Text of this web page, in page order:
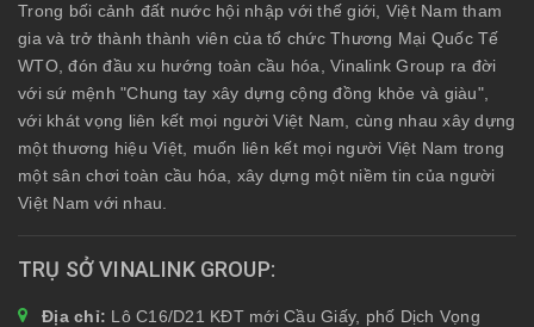
Trong bối cảnh đất nước hội nhập với thế giới, Việt Nam tham
gia và trở thành thành viên của tổ chức Thương Mại Quốc Tế
WTO, đón đầu xu hướng toàn cầu hóa, Vinalink Group ra đời
với sứ mệnh "Chung tay xây dựng cộng đồng khỏe và giàu",
với khát vọng liên kết mọi người Việt Nam, cùng nhau xây dựng
một thương hiệu Việt, muốn liên kết mọi người Việt Nam trong
một sân chơi toàn cầu hóa, xây dựng một niềm tin của người
Việt Nam với nhau.
TRỤ SỞ VINALINK GROUP
Địa chỉ: Lô C16/D21 KĐT mới Cầu Giấy, phố Dịch Vọng